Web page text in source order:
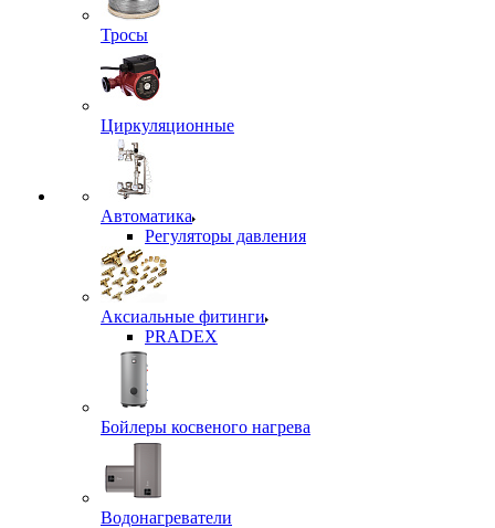
Тросы
Циркуляционные
Автоматика
Регуляторы давления
Аксиальные фитинги
PRADEX
Бойлеры косвеного нагрева
Водонагреватели